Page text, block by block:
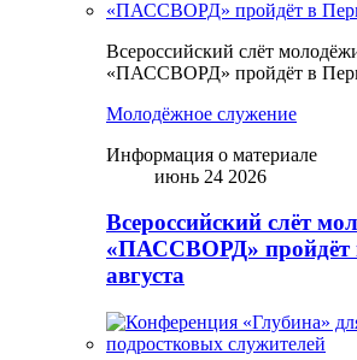
Всероссийский слёт
«ПАССВОРД» пройдёт в
Молодёжное служение
Информация о материале
июнь 24 2026
Всероссийский слёт
«ПАССВОРД» пройдёт
августа